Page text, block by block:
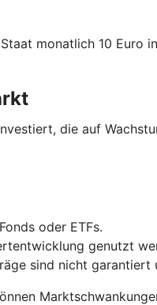
monatlich 10
die auf
oder ETFs.
genutzt
sind nicht